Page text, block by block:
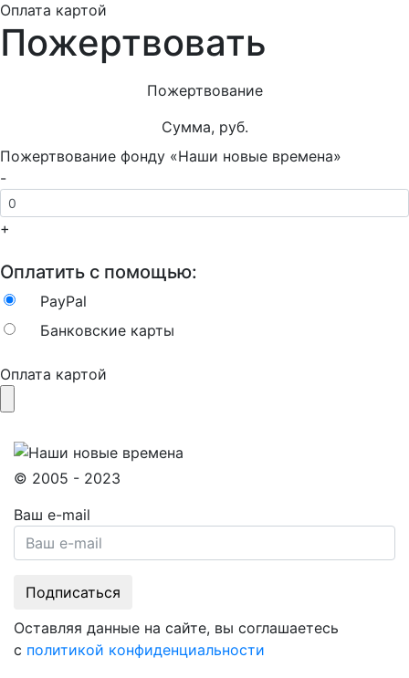
Оплата картой
Пожертвовать
Пожертвование
Сумма, руб.
Пожертвование фонду «Наши новые времена»
-
+
Оплатить с помощью:
PayPal
Банковские карты
Оплата картой
© 2005 - 2023
Ваш e-mail
Оставляя данные на сайте, вы соглашаетесь
с политикой конфиденциальности